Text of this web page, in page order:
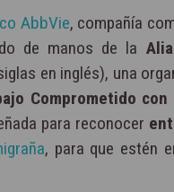
AbbVie, compañía
de manos de la
en inglés), una
Comprometido
para reconocer
, para que estén